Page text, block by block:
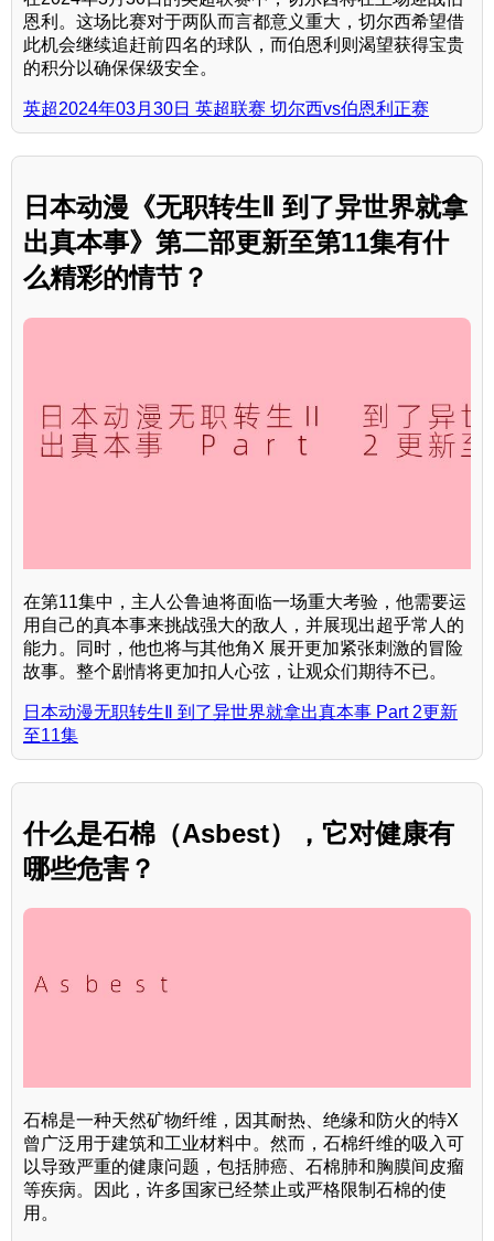
恩利。这场比赛对于两队而言都意义重大，切尔西希望借
此机会继续追赶前四名的球队，而伯恩利则渴望获得宝贵
的积分以确保保级安全。
英超2024年03月30日 英超联赛 切尔西vs伯恩利正赛
日本动漫《无职转生Ⅱ 到了异世界就拿
出真本事》第二部更新至第11集有什
么精彩的情节？
在第11集中，主人公鲁迪将面临一场重大考验，他需要运
用自己的真本事来挑战强大的敌人，并展现出超乎常人的
能力。同时，他也将与其他角X 展开更加紧张刺激的冒险
故事。整个剧情将更加扣人心弦，让观众们期待不已。
日本动漫无职转生Ⅱ 到了异世界就拿出真本事 Part 2更新
至11集
什么是石棉（Asbest），它对健康有
哪些危害？
石棉是一种天然矿物纤维，因其耐热、绝缘和防火的特X
曾广泛用于建筑和工业材料中。然而，石棉纤维的吸入可
以导致严重的健康问题，包括肺癌、石棉肺和胸膜间皮瘤
等疾病。因此，许多国家已经禁止或严格限制石棉的使
用。